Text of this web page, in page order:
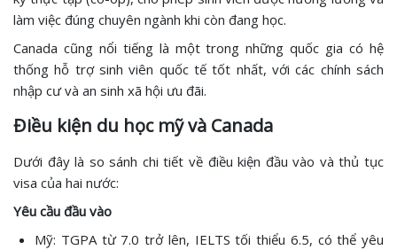
làm việc đúng chuyên ngành khi còn đang học.
Canada cũng nổi tiếng là một trong những quốc gia có hệ
thống hỗ trợ sinh viên quốc tế tốt nhất, với các chính sách
nhập cư và an sinh xã hội ưu đãi.
Điều kiện du học mỹ và Canada
Dưới đây là so sánh chi tiết về điều kiện đầu vào và thủ tục
visa của hai nước:
Yêu cầu đầu vào
Mỹ: TGPA từ 7.0 trở lên, IELTS tối thiểu 6.5, có thể yêu